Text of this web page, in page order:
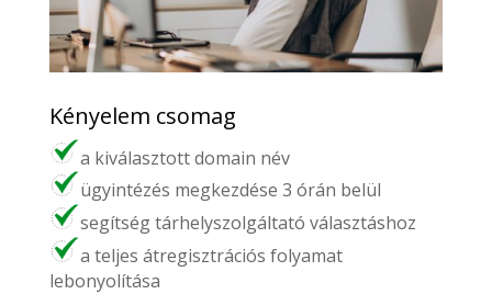
Kényelem csomag
a kiválasztott domain név
ügyintézés megkezdése 3 órán belül
segítség tárhelyszolgáltató választáshoz
a teljes átregisztrációs folyamat
lebonyolítása